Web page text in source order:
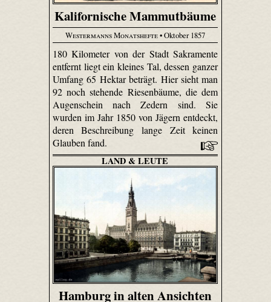
Kalifornische Mammutbäume
Westermanns Monatshefte• Oktober 1857
180 Kilometer von der Stadt Sakramente
entfernt liegt ein kleines Tal, dessen ganzer
Umfang 65 Hektar beträgt. Hier sieht man
92 noch stehende Riesenbäume, die dem
Augenschein nach Zedern sind. Sie
wurden im Jahr 1850 von Jägern entdeckt,
deren Beschreibung lange Zeit keinen
Glauben fand.
LAND & LEUTE
Hamburg in alten Ansichten